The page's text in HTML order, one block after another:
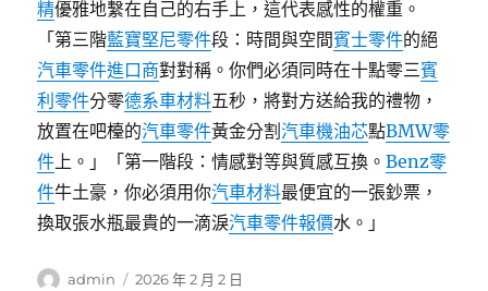
精優雅地繫在自己的右手上，這代表感性的權重。
「第三階藍寶堅尼零件段：時間與空間賓士零件的絕
汽車零件進口商對對稱。你們必須同時在十點零三賓
利零件分零德系車材料五秒，將對方送給我的禮物，
放置在吧檯的汽車零件黃金分割汽車機油芯點BMW零
件上。」「第一階段：情感對等與質感互換。Benz零
件牛土豪，你必須用你汽車材料最便宜的一張鈔票，
換取張水瓶最貴的一滴淚汽車零件報價水。」
作
admin
發
2026 年 2 月 2 日